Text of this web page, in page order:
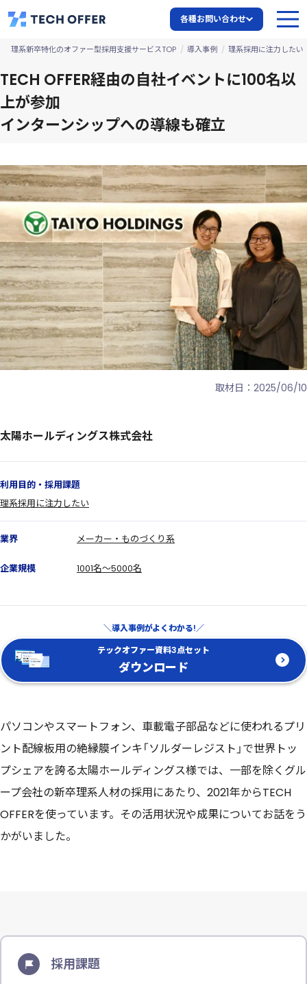
各種お問い合わせ
理系新卒特化のオファー型採用支援サービスTOP 導入事例 理系採用に注力したい
TECH OFFER経由の自社イベントに100名以
上が参加
インターンシップへの導線も確立
太陽ホールディングス株式会社
利用目的・採用課題
理系採用に注力したい
業界 メーカー・ものづくり系
企業規模 1001名～5000名
導入事例がよくわかる!
テックオファー資料3点セット
ダウンロード
取材日：2025/06/10
パソコンやスマートフォン、車載電子部品などに使われるプリ
ント配線板用の絶縁膜インキ「ソルダーレジスト」で世界トッ
プシェアを誇る太陽ホールディングス様では、一部を除くグル
ープ会社の新卒理系人材の採用にあたり、2021年からTECH
OFFERを使っています。その活用状況や成果についてお話をう
かがいました。
入
手
採用課題